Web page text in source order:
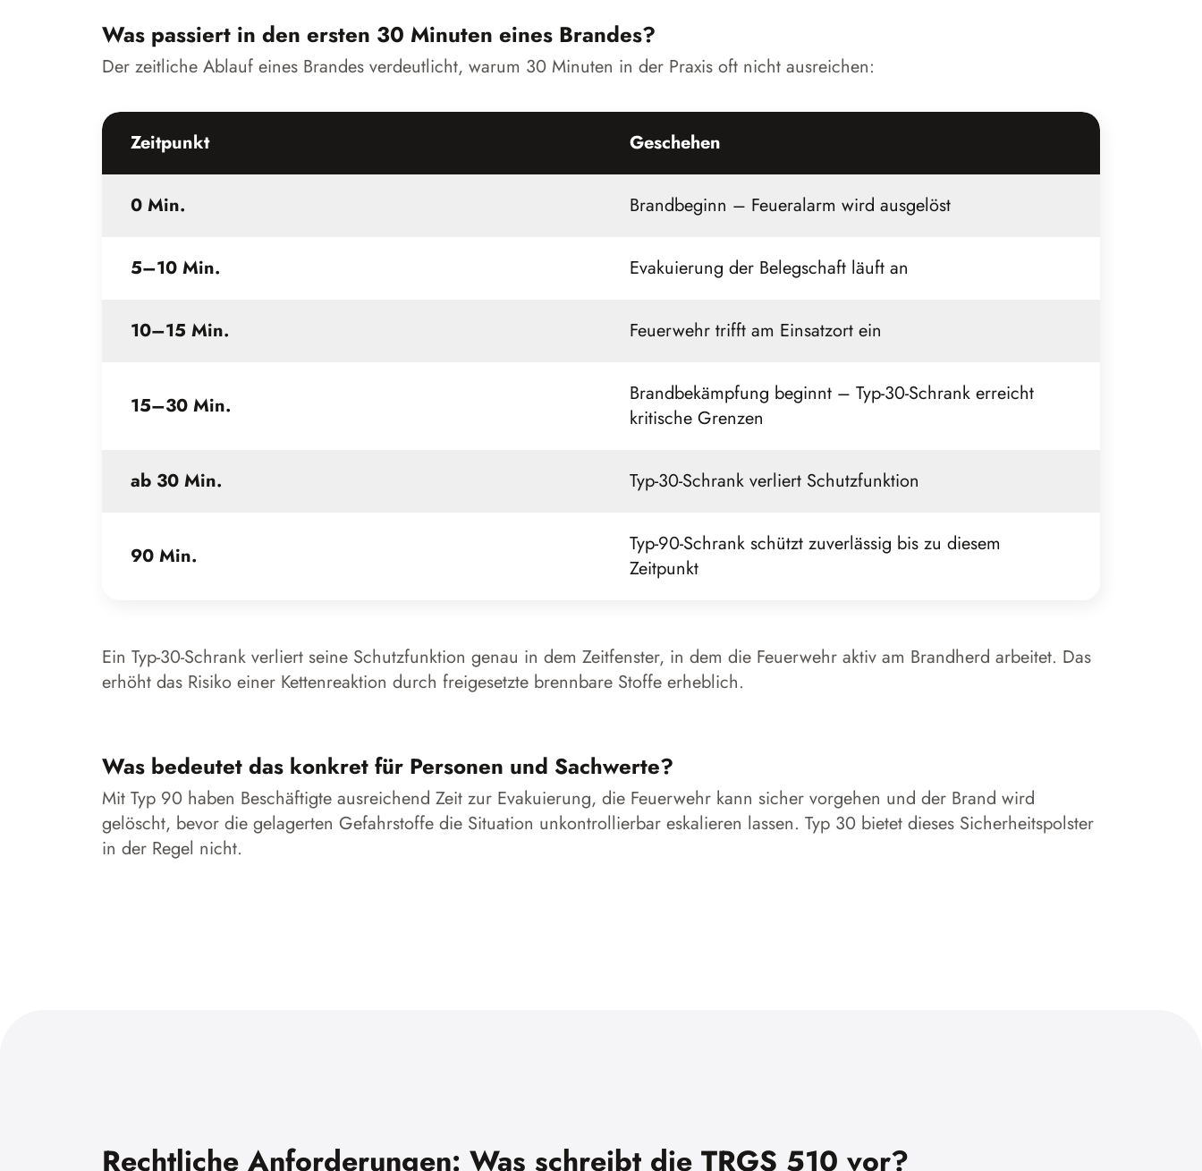
Was passiert in den ersten 30 Minuten eines Brandes?
Der zeitliche Ablauf eines Brandes verdeutlicht, warum 30 Minuten in der Praxis oft nicht ausreichen:
Zeitpunkt Geschehen
0 Min. Brandbeginn – Feueralarm wird ausgelöst
5–10 Min. Evakuierung der Belegschaft läuft an
10–15 Min. Feuerwehr trifft am Einsatzort ein
15–30 Min.
Brandbekämpfung beginnt – Typ-30-Schrank erreicht
kritische Grenzen
ab 30 Min. Typ-30-Schrank verliert Schutzfunktion
90 Min.
Typ-90-Schrank schützt zuverlässig bis zu diesem
Zeitpunkt
Ein Typ-30-Schrank verliert seine Schutzfunktion genau in dem Zeitfenster, in dem die Feuerwehr aktiv am Brandherd arbeitet. Das
erhöht das Risiko einer Kettenreaktion durch freigesetzte brennbare Stoffe erheblich.
Was bedeutet das konkret für Personen und Sachwerte?
Mit Typ 90 haben Beschäftigte ausreichend Zeit zur Evakuierung, die Feuerwehr kann sicher vorgehen und der Brand wird
gelöscht, bevor die gelagerten Gefahrstoffe die Situation unkontrollierbar eskalieren lassen. Typ 30 bietet dieses Sicherheitspolster
in der Regel nicht.
Rechtliche Anforderungen: Was schreibt die TRGS 510 vor?